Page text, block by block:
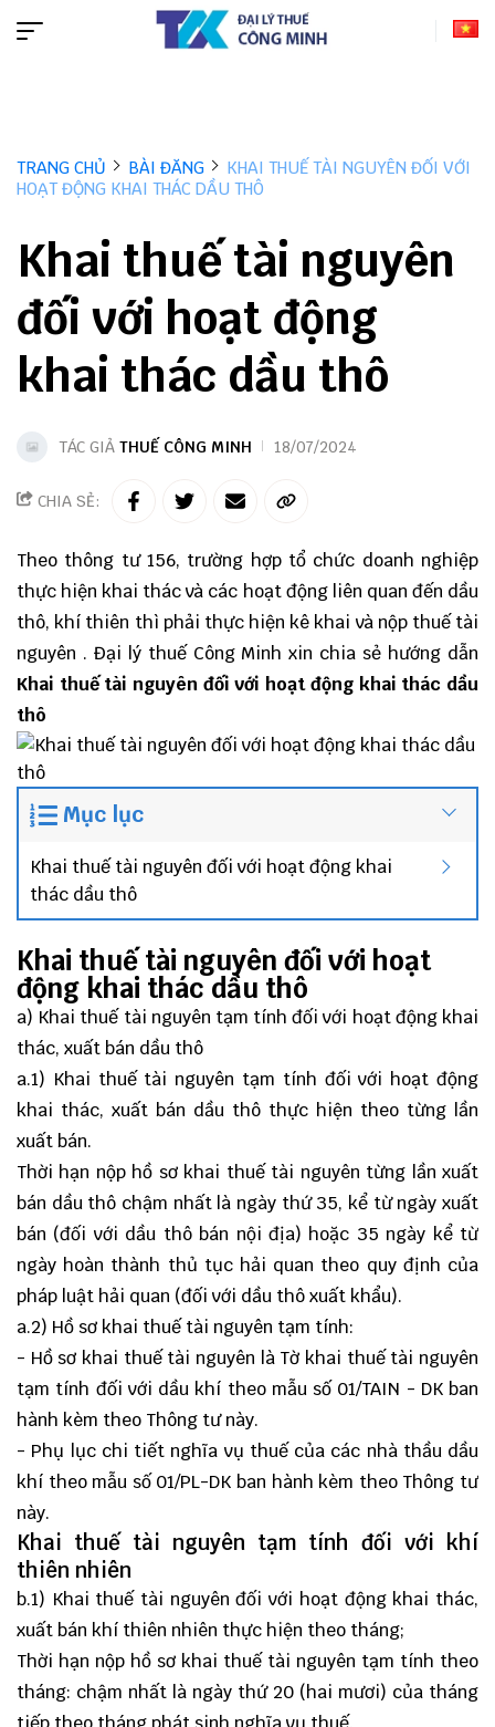
TRANG CHỦ BÀI ĐĂNG
KHAI THUẾ TÀI NGUYÊN ĐỐI VỚI
HOẠT ĐỘNG KHAI THÁC DẦU THÔ
Khai thuế tài nguyên
đối với hoạt động
khai thác dầu thô
TÁC GIẢ THUẾ CÔNG MINH 18/07/2024
CHIA SẺ:
Theo thông tư 156, trường hợp tổ chức doanh nghiệp
thực hiện khai thác và các hoạt động liên quan đến dầu
thô, khí thiên thì phải thực hiện kê khai và nộp thuế tài
nguyên . Đại lý thuế Công Minhxin chia sẻ hướng dẫn
Khai thuế tài nguyên đối với hoạt động khai thác dầu
thô
Mục lục
Khai thuế tài nguyên đối với hoạt động khai
thác dầu thô
Khai thuế tài nguyên đối với hoạt
động khai thác dầu thô
a) Khai thuế tài nguyên tạm tính đối với hoạt động khai
thác, xuất bán dầu thô
a.1) Khai thuế tài nguyên tạm tính đối với hoạt động
khai thác, xuất bán dầu thô thực hiện theo từng lần
xuất bán.
Thời hạn nộp hồ sơ khai thuế tài nguyên từng lần xuất
bán dầu thô chậm nhất là ngày thứ 35, kể từ ngày xuất
bán (đối với dầu thô bán nội địa) hoặc 35 ngày kể từ
ngày hoàn thành thủ tục hải quan theo quy định của
pháp luật hải quan (đối với dầu thô xuất khẩu).
a.2) Hồ sơ khai thuế tài nguyên tạm tính:
- Hồ sơ khai thuế tài nguyên là Tờ khai thuế tài nguyên
tạm tính đối với dầu khí theo mẫu số 01/TAIN - DK ban
hành kèm theo Thông tư này.
- Phụ lục chi tiết nghĩa vụ thuế của các nhà thầu dầu
khí theo mẫu số 01/PL-DK ban hành kèm theo Thông tư
này.
Khai thuế tài nguyên tạm tính đối với khí
thiên nhiên
b.1) Khai thuế tài nguyên đối với hoạt động khai thác,
xuất bán khí thiên nhiên thực hiện theo tháng;
Thời hạn nộp hồ sơ khai thuế tài nguyên tạm tính theo
tháng: chậm nhất là ngày thứ 20 (hai mươi) của tháng